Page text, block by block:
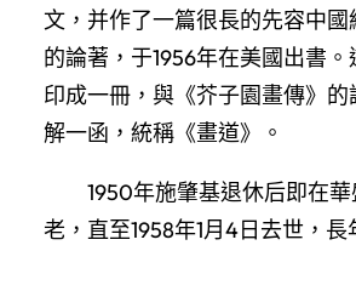
文，并作了一篇很長的先容中國
的論著，于1956年在美國出書
印成一冊，與《芥子園畫傳》
解一函，統稱《畫道》。
1950年施肇基退休后即在
老，直至1958年1月4日去世，長